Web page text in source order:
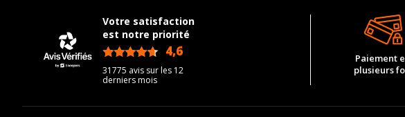
Votre satisfaction
est notre priorité
4,6
31775 avis sur les 12
derniers mois
Paiement
plusieurs